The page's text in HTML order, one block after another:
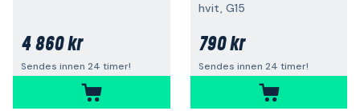
4 860 kr
Sendes innen 24 timer!
hvit, G15
790 kr
Sendes innen 24 timer!